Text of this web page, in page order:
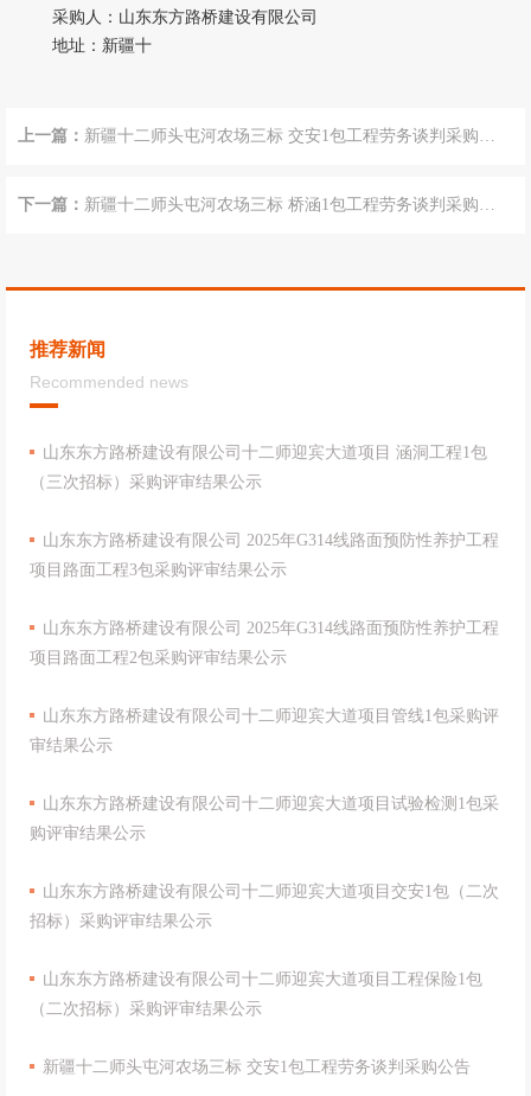
采购人： 山东东方路桥建设有限公司
地址： 新疆十
上一篇： 新疆十二师头屯河农场三标 交安1包工程劳务谈判采购公
告
下一篇： 新疆十二师头屯河农场三标 桥涵1包工程劳务谈判采购公
推荐新闻
Recommended news
山东东方路桥建设有限公司十二师迎宾大道项目 涵洞工程1包
（三次招标）采购评审结果公示
山东东方路桥建设有限公司 2025年G314线路面预防性养护工程
项目路面工程3包采购评审结果公示
山东东方路桥建设有限公司 2025年G314线路面预防性养护工程
项目路面工程2包采购评审结果公示
山东东方路桥建设有限公司十二师迎宾大道项目管线1包采购评
审结果公示
山东东方路桥建设有限公司十二师迎宾大道项目试验检测1包采
购评审结果公示
山东东方路桥建设有限公司十二师迎宾大道项目交安1包（二次
招标）采购评审结果公示
山东东方路桥建设有限公司十二师迎宾大道项目工程保险1包
（二次招标）采购评审结果公示
新疆十二师头屯河农场三标 交安1包工程劳务谈判采购公告